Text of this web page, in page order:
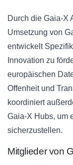
Durch die Gaia-X
Umsetzung von
entwickelt
Innovation zu
europäischen
Offenheit und
koordiniert
Gaia-X Hubs, um
sicherzustellen.
Mitglieder von